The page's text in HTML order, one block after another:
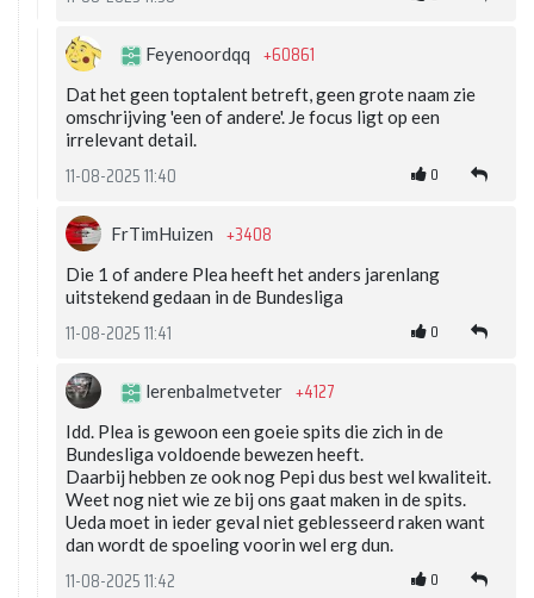
Feyenoordqq +60861
Dat het geen toptalent betreft, geen grote naam zie
omschrijving 'een of andere'. Je focus ligt op een
irrelevant detail.
11-08-2025 11:40 0
FrTimHuizen +3408
Die 1 of andere Plea heeft het anders jarenlang
uitstekend gedaan in de Bundesliga
11-08-2025 11:41 0
lerenbalmetveter +4127
Idd. Plea is gewoon een goeie spits die zich in de
Bundesliga voldoende bewezen heeft.
Daarbij hebben ze ook nog Pepi dus best wel kwaliteit.
Weet nog niet wie ze bij ons gaat maken in de spits.
Ueda moet in ieder geval niet geblesseerd raken want
dan wordt de spoeling voorin wel erg dun.
11-08-2025 11:42 0